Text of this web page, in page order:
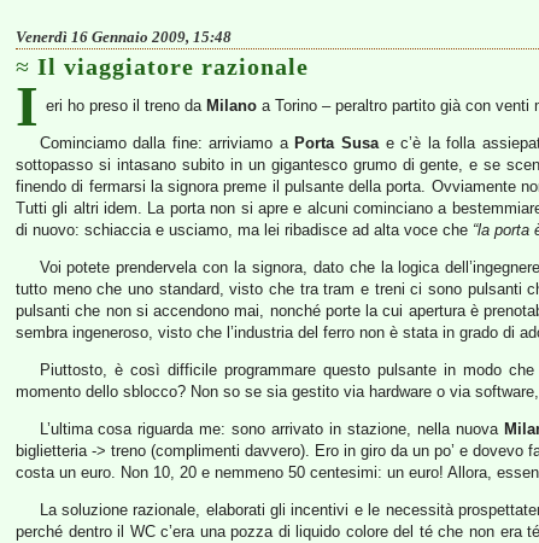
Venerdì 16 Gennaio 2009, 15:48
Il viaggiatore razionale
I eri ho preso il treno da Milano a Torino – peraltro partito già con
Cominciamo dalla fine: arriviamo a Porta Susae c’è la folla
sottopasso si intasano subito in un gigantesco grumo di gente, e se
finendo di fermarsi la signora preme il pulsante della porta. Ovviamente
Tutti gli altri idem. La porta non si apre e alcuni cominciano a
di nuovo: schiaccia e usciamo, ma lei ribadisce ad alta voce che “la porta
Voi potete prendervela con la signora, dato che la logica
tutto meno che uno standard, visto che tra tram e treni ci sono pulsanti
pulsanti che non si accendono mai, nonché porte la cui apertura è
sembra ingeneroso, visto che l’industria del ferro non è stata in grado di
Piuttosto, è così difficile programmare questo pulsante in modo
momento dello sblocco? Non so se sia gestito via hardware o via
L’ultima cosa riguarda me: sono arrivato in stazione, nella nuova
biglietteria -> treno (complimenti davvero). Ero in giro da un po’ e
costa un euro. Non 10, 20 e nemmeno 50 centesimi: un euro! Allora,
La soluzione razionale, elaborati gli incentivi e le necessità
perché dentro il WC c’era una pozza di liquido colore del té che non